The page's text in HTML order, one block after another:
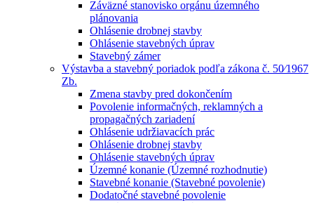
Záväzné stanovisko orgánu územného
plánovania
Ohlásenie drobnej stavby
Ohlásenie stavebných úprav
Stavebný zámer
Výstavba a stavebný poriadok podľa zákona č. 50⁄1967
Zb.
Zmena stavby pred dokončením
Povolenie informačných, reklamných a
propagačných zariadení
Ohlásenie udržiavacích prác
Ohlásenie drobnej stavby
Ohlásenie stavebných úprav
Územné konanie (Územné rozhodnutie)
Stavebné konanie (Stavebné povolenie)
Dodatočné stavebné povolenie